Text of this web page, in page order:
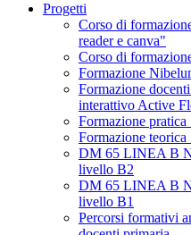
Progetti
Corso di
reader e canva"
Corso di
Formazione
Formazione
interattivo Active
Formazione pratica
Formazione teorica
DM 65 LINEA B
livello B2
DM 65 LINEA B
livello B1
Percorsi formativi